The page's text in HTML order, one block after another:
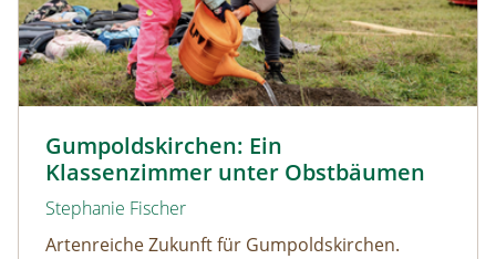
Gumpoldskirchen: Ein
Klassenzimmer unter Obstbäumen
Stephanie Fischer
Artenreiche Zukunft für Gumpoldskirchen.